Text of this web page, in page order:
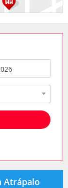
Atrápalo